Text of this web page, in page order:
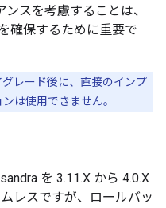
スを考慮することは、
確保するために重要で
レード後に、直接のインプ
は使用できません。
を 3.11.X から 4.0.X
レスですが、ロールバッ